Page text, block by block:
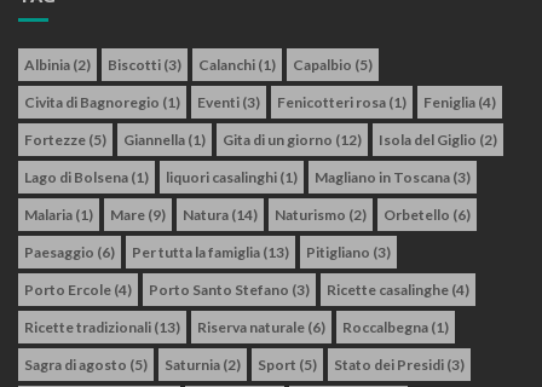
Albinia (2) Biscotti (3) Calanchi (1) Capalbio (5)
Civita di Bagnoregio (1) Eventi (3) Fenicotteri rosa (1) Feniglia (4)
Fortezze (5) Giannella (1) Gita di un giorno (12) Isola del Giglio (2)
Lago di Bolsena (1) liquori casalinghi (1) Magliano in Toscana (3)
Malaria (1) Mare (9) Natura (14) Naturismo (2) Orbetello (6)
Paesaggio (6) Per tutta la famiglia (13) Pitigliano (3)
Porto Ercole (4) Porto Santo Stefano (3) Ricette casalinghe (4)
Ricette tradizionali (13) Riserva naturale (6) Roccalbegna (1)
Sagra di agosto (5) Saturnia (2) Sport (5) Stato dei Presidi (3)